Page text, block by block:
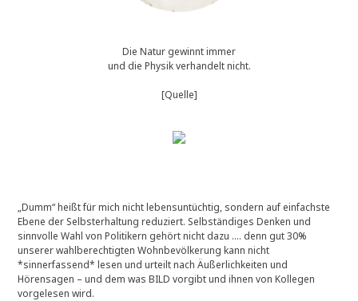
Die Natur gewinnt immer
und die Physik verhandelt nicht.
[Quelle]
„Dumm“ heißt für mich nicht lebensuntüchtig, sondern auf einfachste
Ebene der Selbsterhaltung reduziert. Selbständiges Denken und
sinnvolle Wahl von Politikern gehört nicht dazu …. denn gut 30%
unserer wahlberechtigten Wohnbevölkerung kann nicht
*sinnerfassend* lesen und urteilt nach Äußerlichkeiten und
Hörensagen – und dem was BILD vorgibt und ihnen von Kollegen
vorgelesen wird.